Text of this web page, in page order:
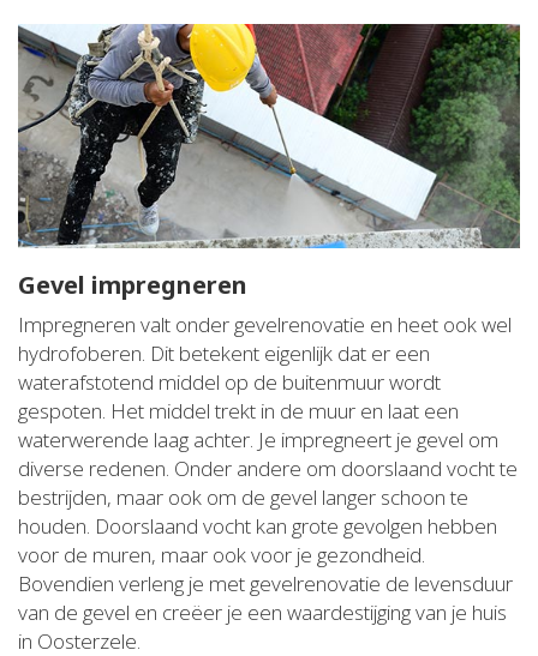
Gevel impregneren
Impregneren valt onder gevelrenovatie en heet ook wel
hydrofoberen. Dit betekent eigenlijk dat er een
waterafstotend middel op de buitenmuur wordt
gespoten. Het middel trekt in de muur en laat een
waterwerende laag achter. Je impregneert je gevel om
diverse redenen. Onder andere om doorslaand vocht te
bestrijden, maar ook om de gevel langer schoon te
houden. Doorslaand vocht kan grote gevolgen hebben
voor de muren, maar ook voor je gezondheid.
Bovendien verleng je met gevelrenovatie de levensduur
van de gevel en creëer je een waardestijging van je huis
in Oosterzele.